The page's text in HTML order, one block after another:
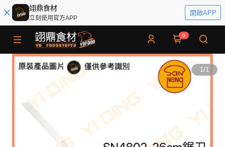
翊鼎食材
立刻使用官方APP
開啟APP
0
1/1